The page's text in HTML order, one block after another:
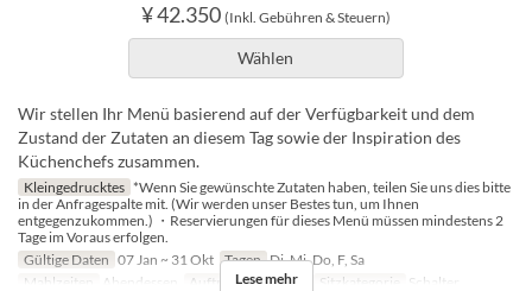
¥ 42.350 (Inkl. Gebühren & Steuern)
Wählen
Wir stellen Ihr Menü basierend auf der Verfügbarkeit und dem
Zustand der Zutaten an diesem Tag sowie der Inspiration des
Küchenchefs zusammen.
Kleingedrucktes *Wenn Sie gewünschte Zutaten haben, teilen Sie uns dies bitte
in der Anfragespalte mit. (Wir werden unser Bestes tun, um Ihnen
entgegenzukommen.) ・Reservierungen für dieses Menü müssen mindestens 2
Tage im Voraus erfolgen.
Gültige Daten 07 Jan ~ 31 Okt Tagen Di, Mi, Do, F, Sa
Mahlzeiten
Abendessen Auftragslimit 1 ~ 4 Sitzkategorie Schalter
Lese mehr